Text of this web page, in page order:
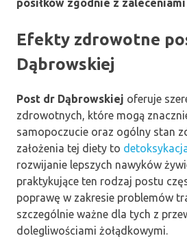
posiłków zgodnie z
Efekty zdrowotne
Dąbrowskiej
Post dr Dąbrowskiej oferuje
zdrowotnych, które mogą
samopoczucie oraz ogólny stan
założenia tej diety to
rozwijanie lepszych nawyków
praktykujące ten rodzaj postu
poprawę w zakresie problemów
szczególnie ważne dla tych z
dolegliwościami żołądkowymi.